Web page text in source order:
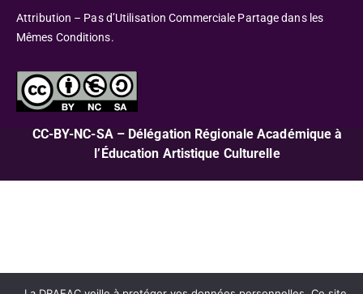
Attribution – Pas d’Utilisation Commerciale Partage dans les
Mêmes Conditions.
CC-BY-NC-SA – Délégation Régionale Académique à
l’Éducation Artistique Culturelle